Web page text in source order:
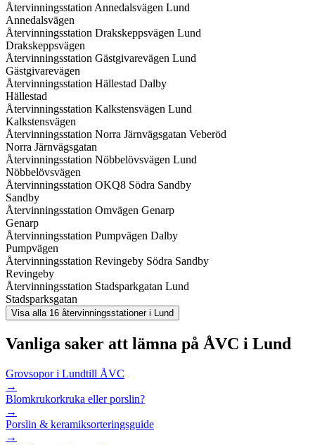
Återvinningsstation Annedalsvägen Lund
Annedalsvägen
Återvinningsstation Drakskeppsvägen Lund
Drakskeppsvägen
Återvinningsstation Gästgivarevägen Lund
Gästgivarevägen
Återvinningsstation Hällestad Dalby
Hällestad
Återvinningsstation Kalkstensvägen Lund
Kalkstensvägen
Återvinningsstation Norra Järnvägsgatan Veberöd
Norra Järnvägsgatan
Återvinningsstation Nöbbelövsvägen Lund
Nöbbelövsvägen
Återvinningsstation OKQ8 Södra Sandby
Sandby
Återvinningsstation Omvägen Genarp
Genarp
Återvinningsstation Pumpvägen Dalby
Pumpvägen
Återvinningsstation Revingeby Södra Sandby
Revingeby
Återvinningsstation Stadsparkgatan Lund
Stadsparksgatan
Visa alla 16 återvinningsstationer i Lund
Vanliga saker att lämna på ÅVC i Lund
Grovsopor i Lundtill ÅVC
→
Blomkrukorkruka eller porslin?
→
Porslin & keramiksorteringsguide
→